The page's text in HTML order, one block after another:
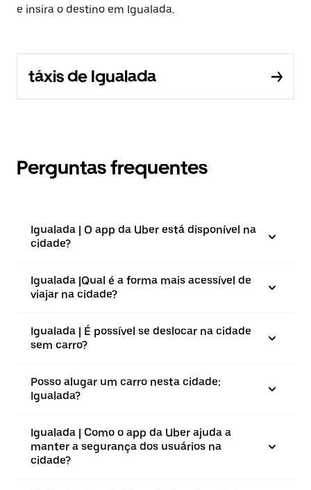
e insira o destino em Igualada.
táxis de Igualada
Perguntas frequentes
Igualada | O app da Uber está disponível na
cidade?
Igualada |⁠Qual é a forma mais acessível de
viajar na cidade?
Igualada | É possível se deslocar na cidade
sem carro?
Posso alugar um carro nesta cidade:
Igualada?
Igualada | Como o app da Uber ajuda a
manter a segurança dos usuários na
cidade?